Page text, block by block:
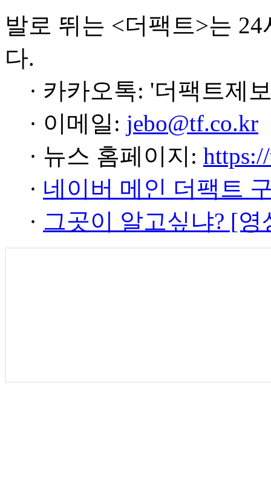
발로 뛰는 <더팩트>는
다.
· 카카오톡: '더팩트제
· 이메일: jebo@tf.co.kr
· 뉴스 홈페이지:
· 네이버 메인 더팩트
· 그곳이 알고싶냐? [